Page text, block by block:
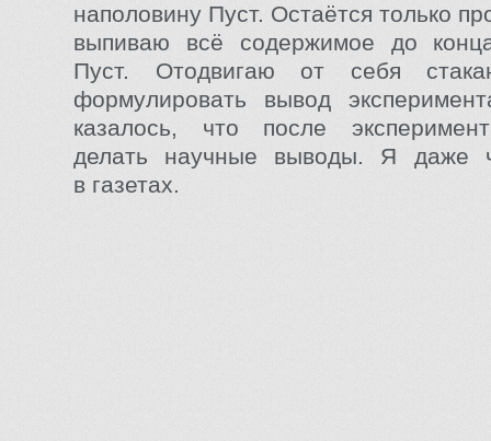
наполовину Пуст. Остаётся только
выпиваю всё содержимое до
Пуст. Отодвигаю от себя
формулировать вывод
казалось, что после
делать научные выводы. Я даже
в газетах.